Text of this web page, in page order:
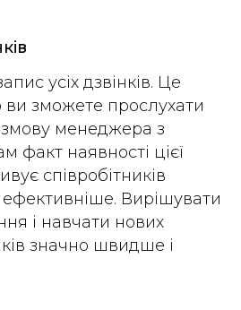
усіх дзвінків. Це
ви зможете прослухати
менеджера з
факт наявності цієї
співробітників
Вирішувати
і навчати нових
значно швидше і